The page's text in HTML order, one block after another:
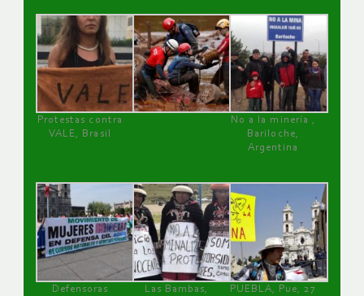
Protestas contra
VALE, Brasil
No a la minería ,
Bariloche,
Argentina
Defensoras
Las Bambas,
PUEBLA, Pue, 27